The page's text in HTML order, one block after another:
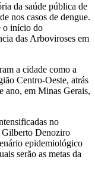
da saúde pública de
nos casos de dengue.
o início do
das Arboviroses em
a cidade como a
Centro-Oeste, atrás
ano, em Minas Gerais,
no
Gilberto Denoziro
epidemiológico
serão as metas da